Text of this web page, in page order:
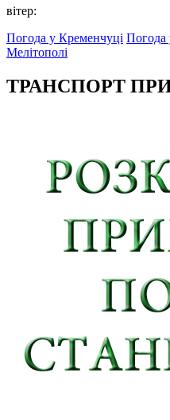
вітер:
Погода у Кременчуці Погода
Мелітополі
ТРАНСПОРТ